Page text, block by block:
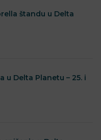
štandu u Delta
u Delta Planetu – 25. i